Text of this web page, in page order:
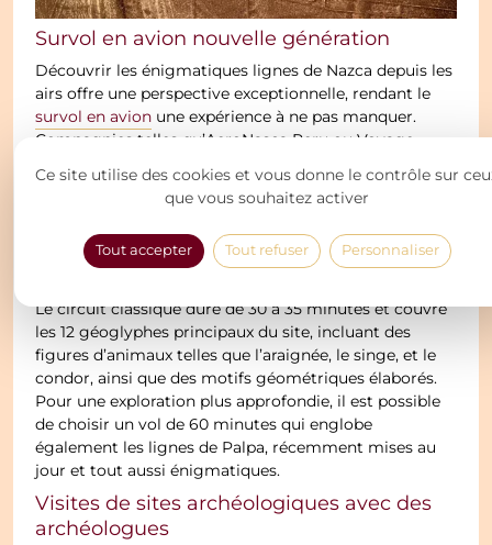
Survol en avion nouvelle génération
Découvrir les énigmatiques lignes de Nazca depuis les
airs offre une perspective exceptionnelle, rendant le
survol en avion une expérience à ne pas manquer.
Compagnies telles qu’AeroNasca Peru ou Voyage
Immersion Andine proposent des vols à bord d’avions
modernes et sécurisés, dotés de sièges individuels et
de fenêtres panoramiques. Cette configuration assure
une vue spectaculaire sur les géoglyphes, vous
permettant d’admirer la grandeuret lacomplexitéde
Le circuit classique dure de 30 à 35 minutes et couvre
les 12 géoglyphes principaux du site, incluant des
figures d’animaux telles que l’araignée, le singe, et le
condor, ainsi que des motifs géométriques élaborés.
Pour une exploration plus approfondie, il est possible
de choisir un vol de 60 minutes qui englobe
également les lignes de Palpa, récemment mises au
jour et tout aussi énigmatiques.
Visites de sites archéologiques avec des
archéologues
Ce site utilise des cookies et vous donne le contrôle sur
que vous souhaitez activer
Tout accepter Tout refuser Personnaliser